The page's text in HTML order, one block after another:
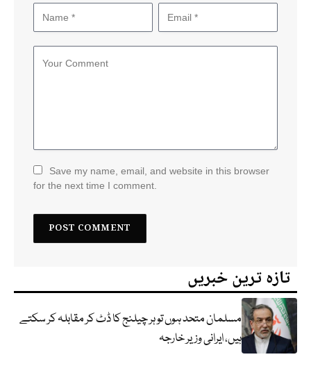
Save my name, email, and website in this browser
for the next time I comment.
تازہ ترین خبریں
مسلمان متحد ہوں تو ہر چیلنج کا ڈٹ کر مقابلہ کر سکتے
ہیں، ایرانی وزیر خارجہ